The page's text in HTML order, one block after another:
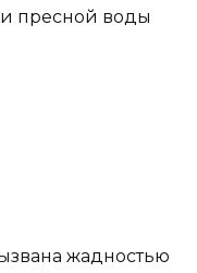
пресной воды
жадностью